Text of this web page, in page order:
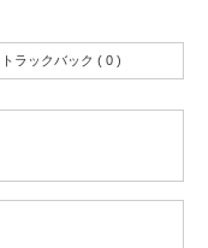
トラックバック ( 0 )